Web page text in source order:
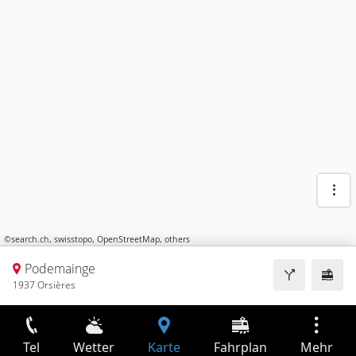
©search.ch, swisstopo, OpenStreetMap, others
Podemainge
1937 Orsières
Tel Wetter Karte Fahrplan Mehr